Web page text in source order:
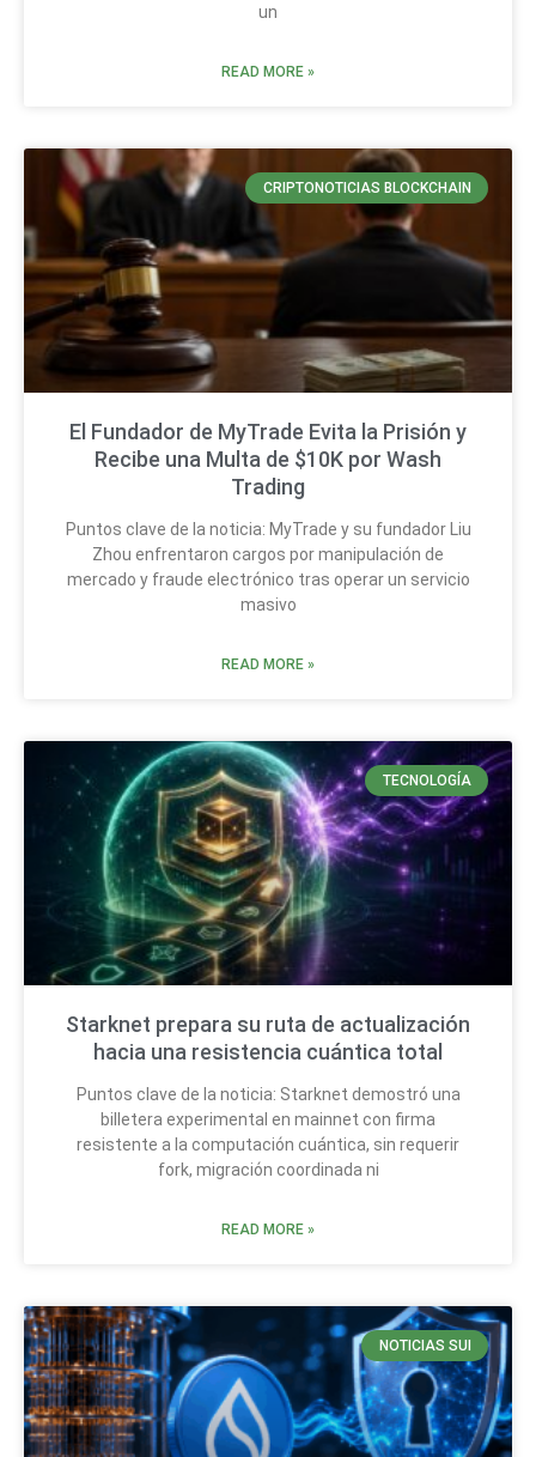
un
READ MORE »
CRIPTONOTICIAS BLOCKCHAIN
El Fundador de MyTrade Evita la Prisión y
Recibe una Multa de $10K por Wash
Trading
Puntos clave de la noticia: MyTrade y su fundador Liu
Zhou enfrentaron cargos por manipulación de
mercado y fraude electrónico tras operar un servicio
masivo
READ MORE »
TECNOLOGÍA
Starknet prepara su ruta de actualización
hacia una resistencia cuántica total
Puntos clave de la noticia: Starknet demostró una
billetera experimental en mainnet con firma
resistente a la computación cuántica, sin requerir
fork, migración coordinada ni
READ MORE »
NOTICIAS SUI